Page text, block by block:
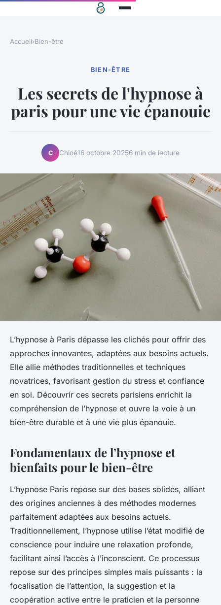
Accueil›Bien-être
BIEN-ÊTRE
Les secrets de l'hypnose à
paris pour une vie épanouie
C Chloé16 octobre 20256 min de lecture
L’hypnose à Paris dépasse les clichés pour offrir des
approches innovantes, adaptées aux besoins actuels.
Elle allie méthodes traditionnelles et techniques
novatrices, favorisant gestion du stress et confiance
en soi. Découvrir ces secrets parisiens enrichit la
compréhension de l’hypnose et ouvre la voie à un
bien-être durable et à une vie plus épanouie.
Fondamentaux de l’hypnose et
bienfaits pour le bien-être
L’hypnose Paris repose sur des bases solides, alliant
des origines anciennes à des méthodes modernes
parfaitement adaptées aux besoins actuels.
Traditionnellement, l’hypnose utilise l’état modifié de
conscience pour induire une relaxation profonde,
facilitant ainsi l’accès à l’inconscient. Ce processus
repose sur des principes simples mais puissants : la
focalisation de l’attention, la suggestion et la
coopération active entre le praticien et la personne